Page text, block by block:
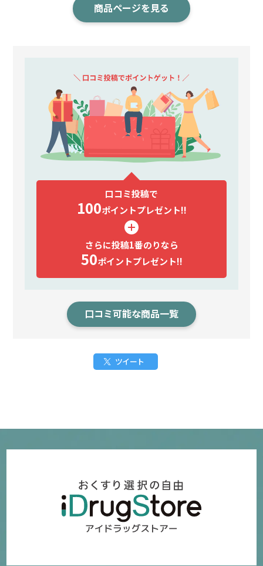
商品ページを見る
口コミ投稿で
100ポイントプレゼント!!
さらに投稿1番のりなら
50ポイントプレゼント!!
口コミ可能な商品一覧
ツイート